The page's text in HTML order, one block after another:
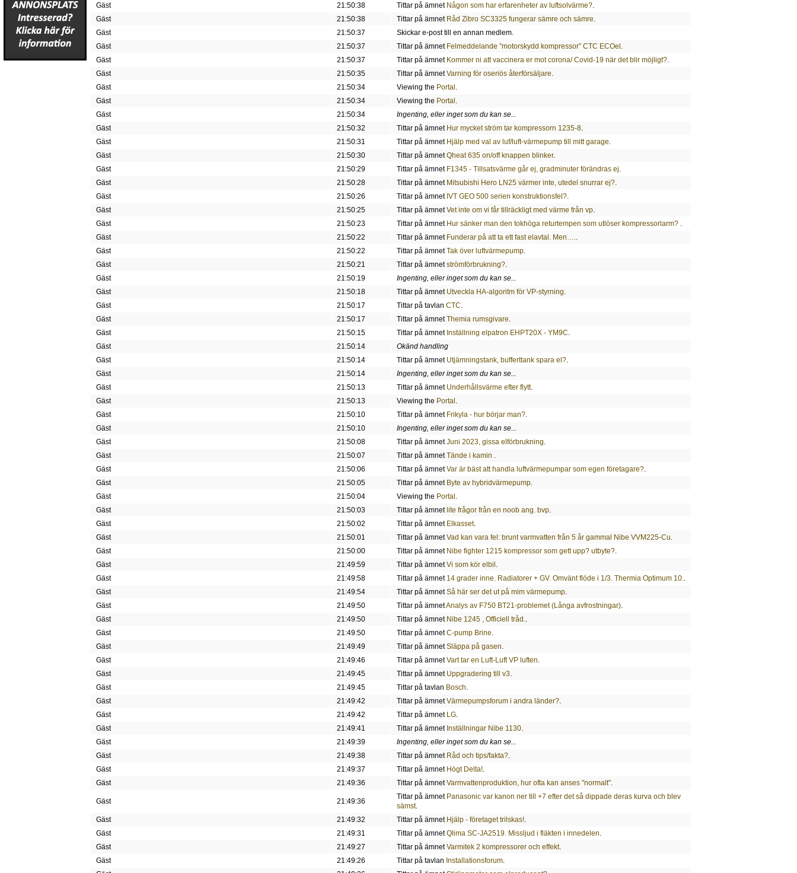
Gäst
21:50:38 Tittar på ämnet Någon som har erfarenheter av luftsolvärme?.
Gäst
21:50:38 Tittar på ämnet Råd Zibro SC3325 fungerar sämre och sämre
Gäst
21:50:37
Skickar e-post till en annan medlem.
Gäst
21:50:37 Tittar på ämnet Felmeddelande ”motorskydd kompressor” CTC ECOel
Gäst
21:50:37 Tittar på ämnet Kommer ni att vaccinera er mot corona/ Covid-19 när det blir möjligt?.
Gäst
21:50:35 Tittar på ämnetVarning för oseriös återförsäljare
Gäst
21:50:34 Viewing the Portal
Gäst
21:50:34 Viewing the Portal
Gäst
21:50:34
Ingenting, eller inget som du kan se...
Gäst
21:50:32 Tittar på ämnet Hur mycket ström tar kompressorn 1235-8.
Gäst
21:50:31 Tittar på ämnet Hjälp med val av luf/luft-värmepump till mitt garage
Gäst
21:50:30 Tittar på ämnetQheat 635 on/off knappen blinker.
Gäst
21:50:29 Tittar på ämnet F1345 - Tillsatsvärme går ej, gradminuter förändras ej
Gäst
21:50:28 Tittar på ämnet Mitsubishi Hero LN25 värmer inte, utedel snurrar ej?.
Gäst
21:50:26 Tittar på ämnet IVT GEO 500 serien konstruktionsfel?.
Gäst
21:50:25 Tittar på ämnetVet inte om vi får tillräckligt med värme från vp.
Gäst
21:50:23 Tittar på ämnet Hur sänker man den tokhöga returtempen som utlöser kompressorlarm?
Gäst
21:50:22 Tittar på ämnet Funderar på att ta ett fast elavtal. Men….
Gäst
21:50:22 Tittar på ämnetTak över luftvärmepump.
Gäst
21:50:21 Tittar på ämnetströmförbrukning?.
Gäst
21:50:19
Ingenting, eller inget som du kan se...
Gäst
21:50:18 Tittar på ämnet Utveckla HA-algoritm för VP-styrning
Gäst
21:50:17 Tittar på tavlan CTC
Gäst
21:50:17 Tittar på ämnetThemia rumsgivare
Gäst
21:50:15 Tittar på ämnet Inställning elpatron EHPT20X - YM9C
Gäst
21:50:14
Okänd handling
Gäst
21:50:14 Tittar på ämnet Utjämningstank, bufferttank spara el?.
Gäst
21:50:14
Ingenting, eller inget som du kan se...
Gäst
21:50:13 Tittar på ämnet Underhållsvärme efter flytt.
Gäst
21:50:13 Viewing the Portal
Gäst
21:50:10 Tittar på ämnet Frikyla - hur börjar man?.
Gäst
21:50:10
Ingenting, eller inget som du kan se...
Gäst
21:50:08 Tittar på ämnetJuni 2023, gissa elförbrukning
Gäst
21:50:07 Tittar på ämnetTände i kamin
Gäst
21:50:06 Tittar på ämnetVar är bäst att handla luftvärmepumpar som egen företagare?.
Gäst
21:50:05 Tittar på ämnet Byte av hybridvärmepump.
Gäst
21:50:04 Viewing the Portal
Gäst
21:50:03 Tittar på ämnetlite frågor från en noob ang. bvp.
Gäst
21:50:02 Tittar på ämnet Elkasset.
Gäst
21:50:01 Tittar på ämnetVad kan vara fel: brunt varmvatten från 5 år gammal Nibe VVM225-Cu
Gäst
21:50:00 Tittar på ämnet Nibe fighter 1215 kompressor som gett upp? utbyte?.
Gäst
21:49:59 Tittar på ämnetVi som kör elbil
Gäst
21:49:58 Tittar på ämnet 14 grader inne. Radiatorer + GV. Omvänt flöde i 1/3. Thermia Optimum 10.
Gäst
21:49:54 Tittar på ämnetSå här ser det ut på mim värmepump.
Gäst
21:49:50 Tittar på ämnetAnalys av F750 BT21-problemet (Långa avfrostningar).
Gäst
21:49:50 Tittar på ämnet Nibe 1245 , Officiell tråd.
Gäst
21:49:50 Tittar på ämnetC-pump Brine
Gäst
21:49:49 Tittar på ämnetSläppa på gasen
Gäst
21:49:46 Tittar på ämnetVart tar en Luft-Luft VP luften
Gäst
21:49:45 Tittar på ämnet Uppgradering till v3.
Gäst
21:49:45 Tittar på tavlan Bosch
Gäst
21:49:42 Tittar på ämnetVärmepumpsforum i andra länder?.
Gäst
21:49:42 Tittar på ämnet LG.
Gäst
21:49:41 Tittar på ämnet Inställningar Nibe 1130.
Gäst
21:49:39
Ingenting, eller inget som du kan se...
Gäst
21:49:38 Tittar på ämnet Råd och tips/fakta?.
Gäst
21:49:37 Tittar på ämnet Högt Delta!.
Gäst
21:49:36 Tittar på ämnetVarmvattenproduktion, hur ofta kan anses "normalt".
Gäst 21:49:36
Tittar på ämnet Panasonic var kanon ner till +7 efter det så dippade deras kurva och blev
sämst.
Gäst
21:49:32 Tittar på ämnet Hjälp - företaget trilskas!.
Gäst
21:49:31 Tittar på ämnetQlima SC-JA2519. Missljud i fläkten i innedelen
Gäst
21:49:27 Tittar på ämnetVarmitek 2 kompressorer och effekt.
Gäst
21:49:26 Tittar på tavlan Installationsforum.